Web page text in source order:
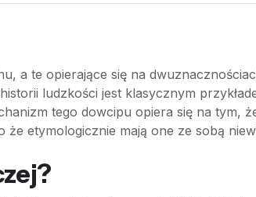
a te opierające się na
ludzkości jest klasycznym
tego dowcipu opiera się na tym,
etymologicznie mają one ze sobą